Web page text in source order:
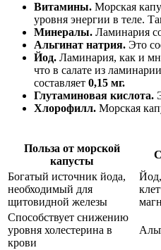
Витамины. Морская
уровня энергии в теле.
Минералы. Ламинария
Альгинат натрия. Это
Йод. Ламинария, как и
что в салате из
составляет 0,15 мг.
Глутаминовая кислота.
Хлорофилл. Морская
Польза от морской
капусты
Богатый источник йода,
необходимый для
щитовидной железы
Способствует снижению
уровня холестерина в
крови